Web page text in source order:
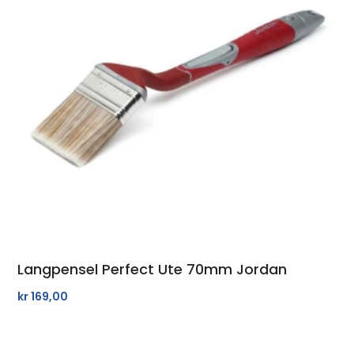
Langpensel Perfect Ute 70mm Jordan
kr169,00